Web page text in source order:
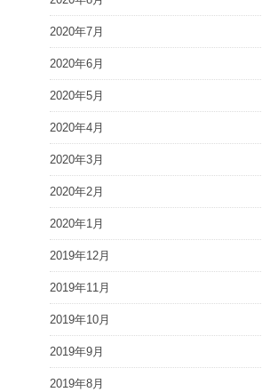
2020年7月
2020年6月
2020年5月
2020年4月
2020年3月
2020年2月
2020年1月
2019年12月
2019年11月
2019年10月
2019年9月
2019年8月